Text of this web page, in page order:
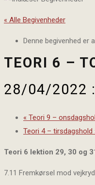
« Alle Begivenheder
Denne begivenhed er
TEORI 6 –
28/04/2022
« Teori 9 –
Teori 4 – tirsdagshold
Teori 6 lektion 29, 30 og
7.11 Fremkørsel mod